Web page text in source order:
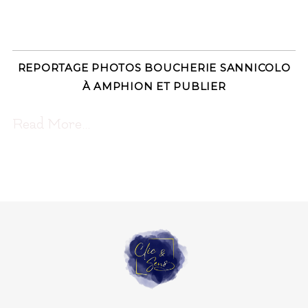
REPORTAGE PHOTOS BOUCHERIE SANNICOLO
À AMPHION ET PUBLIER